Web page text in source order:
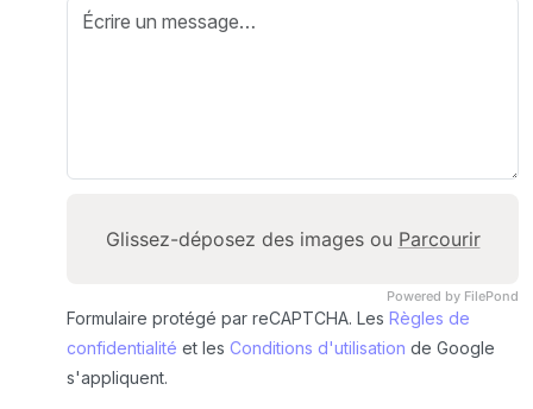
Powered by FilePond
Glissez-déposez des images ou Parcourir
Formulaire protégé par reCAPTCHA. Les Règles de
confidentialité et les Conditions d'utilisation de Google
s'appliquent.